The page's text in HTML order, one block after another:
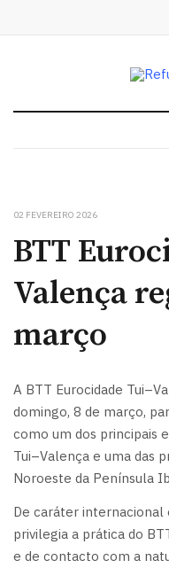
02 FEVEREIRO 2026
BTT
Valença
março
A BTT Eurocidade
domingo, 8 de março,
como um dos principais
Tui–Valença e uma das
Noroeste da Península
De caráter internacional
privilegia a prática do
e de contacto com a